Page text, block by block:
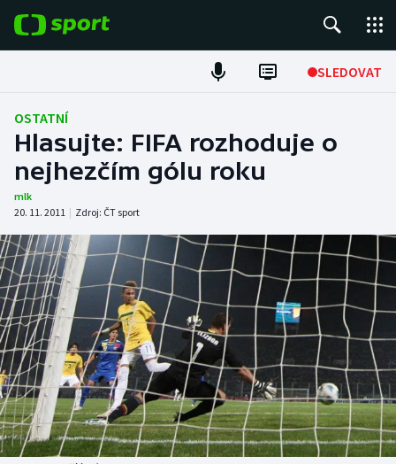
SLEDOVAT
Fotbal
Hokej
Atletika
Cyklistika
DALŠÍ SPORTY
Americký fotbal
Baseball a softbal
Basketbal
NEPŘEHLÉDNĚTE
Soutěže
Historické návraty
OSTATNÍ
Hlasujte: FIFA rozhoduje o
nejhezčím gólu roku
mlk
20. 11. 2011 | Zdroj: ČT sport